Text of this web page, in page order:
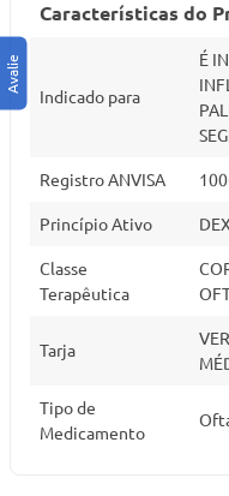
Características do
Indicado para
É
Registro ANVISA
Princípio Ativo
Classe
Terapêutica
Tarja
Tipo de
Medicamento